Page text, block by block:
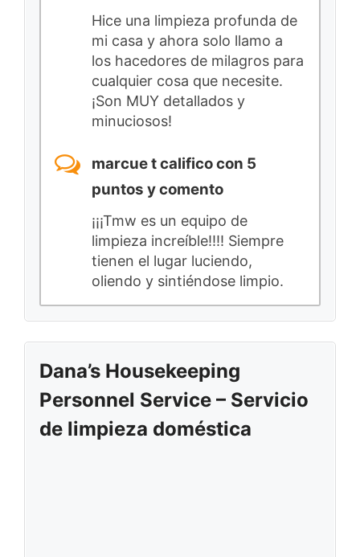
Hice una limpieza profunda de
mi casa y ahora solo llamo a
los hacedores de milagros para
cualquier cosa que necesite.
¡Son MUY detallados y
minuciosos!
marcue t califico con 5
puntos y comento
¡¡¡Tmw es un equipo de
limpieza increíble!!!! Siempre
tienen el lugar luciendo,
oliendo y sintiéndose limpio.
Dana’s Housekeeping
Personnel Service – Servicio
de limpieza doméstica